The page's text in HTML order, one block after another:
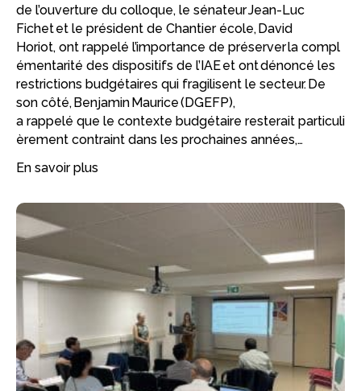
de l’ouverture du colloque, le sénateur Jean-Luc
Fichet et le président de Chantier école, David
Horiot, ont rappelé l’importance de préserver la compl
émentarité des dispositifs de l’IAE et ont dénoncé les
restrictions budgétaires qui fragilisent le secteur. De
son côté, Benjamin Maurice (DGEFP),
a rappelé que le contexte budgétaire resterait particuli
èrement contraint dans les prochaines années,…
En savoir plus